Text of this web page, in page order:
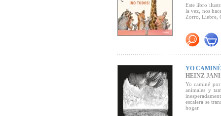
Este libro
la vez, nos
Zorro, Liebre,
YO
HEINZ
Yo caminé
animales y
escalera se
hogar.